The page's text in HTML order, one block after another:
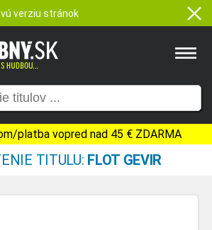
verziu stránok
platba vopred nad 45 € ZDARMA
TITULU: FLOT GEVIR